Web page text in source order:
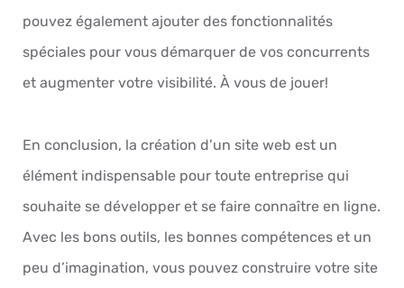
pouvez également ajouter des fonctionnalités
spéciales pour vous démarquer de vos concurrents
et augmenter votre visibilité. À vous de jouer!
En conclusion, la création d’un site web est un
élément indispensable pour toute entreprise qui
souhaite se développer et se faire connaître en ligne.
Avec les bons outils, les bonnes compétences et un
peu d’imagination, vous pouvez construire votre site